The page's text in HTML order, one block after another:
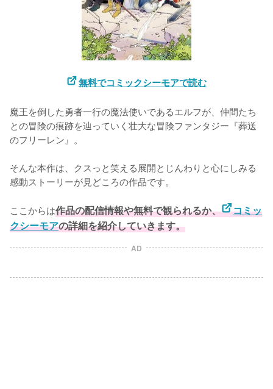
無料でコミックシーモアで読む
魔王を倒した勇者一行の魔法使いであるエルフが、仲間たち
との冒険の痕跡を辿っていく壮大な冒険ファンタジー『葬送
のフリーレン』。
そんな本作は、クスっと笑える展開とじんわりと心にしみる
感動ストーリーが見どころの作品です。
ここからは作品の配信情報や無料で観られるか、
コミッ
クシーモアの詳細を紹介していきます。
AD